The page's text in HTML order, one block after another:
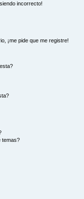
incorrecto!
¡me pide que me registre!
temas?